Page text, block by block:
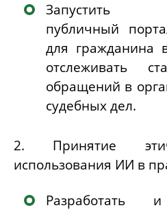
Запустить
публичный
для гражданина
отслеживать
обращений в
судебных дел.
2. Принятие
использования ИИ в
Разработать и